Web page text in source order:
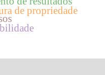
de propriedade